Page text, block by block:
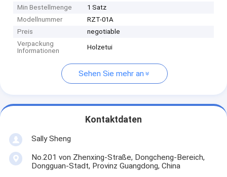
Min Bestellmenge
1 Satz
Modellnummer
RZT-01A
Preis
negotiable
Verpackung
Informationen
Holzetui
Sehen Sie mehr an
Kontaktdaten
Sally Sheng
No.201 von Zhenxing-Straße, Dongcheng-Bereich,
Dongguan-Stadt, Provinz Guangdong, China